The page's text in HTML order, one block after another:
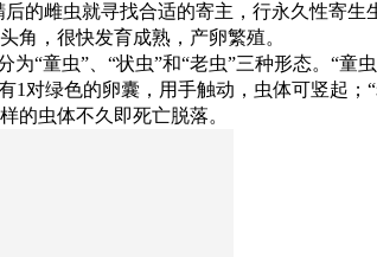
的雌虫就寻找合适的寄主，行永久性寄生
角，很快发育成熟，产卵繁殖。
“童虫”、“状虫”和“老虫”三种形态。“童
对绿色的卵囊，用手触动，虫体可竖起；
的虫体不久即死亡脱落。